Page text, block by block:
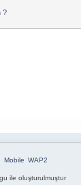
?
Mobile WAP2
ile oluşturulmuştur